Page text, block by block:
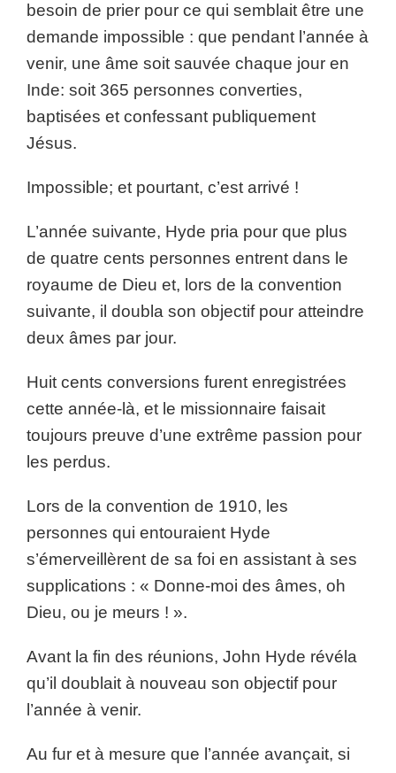
besoin de prier pour ce qui semblait être une
demande impossible : que pendant l’année à
venir, une âme soit sauvée chaque jour en
Inde: soit 365 personnes converties,
baptisées et confessant publiquement
Jésus.
Impossible; et pourtant, c’est arrivé !
L’année suivante, Hyde pria pour que plus
de quatre cents personnes entrent dans le
royaume de Dieu et, lors de la convention
suivante, il doubla son objectif pour atteindre
deux âmes par jour.
Huit cents conversions furent enregistrées
cette année-là, et le missionnaire faisait
toujours preuve d’une extrême passion pour
les perdus.
Lors de la convention de 1910, les
personnes qui entouraient Hyde
s’émerveillèrent de sa foi en assistant à ses
supplications : « Donne-moi des âmes, oh
Dieu, ou je meurs ! ».
Avant la fin des réunions, John Hyde révéla
qu’il doublait à nouveau son objectif pour
l’année à venir.
Au fur et à mesure que l’année avançait, si